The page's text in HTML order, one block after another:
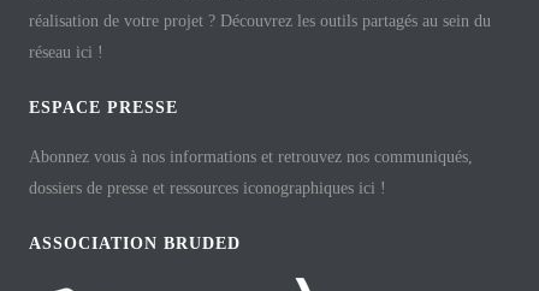
réalisation de votre projet ? Découvrez les outils partagés au sein du
réseau ici !
ESPACE PRESSE
Abonnez vous à nos informations et retrouvez nos communiqués,
dossiers de presse et ressources iconographiques ici !
ASSOCIATION BRUDED